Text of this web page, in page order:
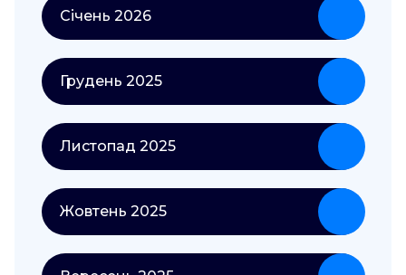
Січень 2026
Грудень 2025
Листопад 2025
Жовтень 2025